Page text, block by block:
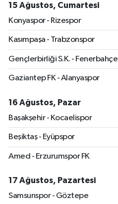
15 Ağustos, Cumartesi
Konyaspor - Rizespor
Kasımpaşa - Trabzonspor
Gençlerbirliği S.K. - Fenerbahçe
Gaziantep FK - Alanyaspor
16 Ağustos, Pazar
Başakşehir - Kocaelispor
Beşiktaş - Eyüpspor
Amed - Erzurumspor FK
17 Ağustos, Pazartesi
Samsunspor - Göztepe